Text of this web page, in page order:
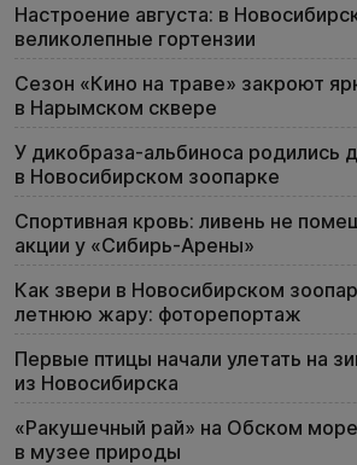
Настроение августа: в
великолепные гортензии
Сезон «Кино на траве» закроют
в Нарымском сквере
У дикобраза-альбиноса родились
в Новосибирском зоопарке
Спортивная кровь: ливень не
акции у «Сибирь-Арены»
Как звери в Новосибирском
летнюю жару: фоторепортаж
Первые птицы начали улетать на
из Новосибирска
«Ракушечный рай» на Обском
в музее природы